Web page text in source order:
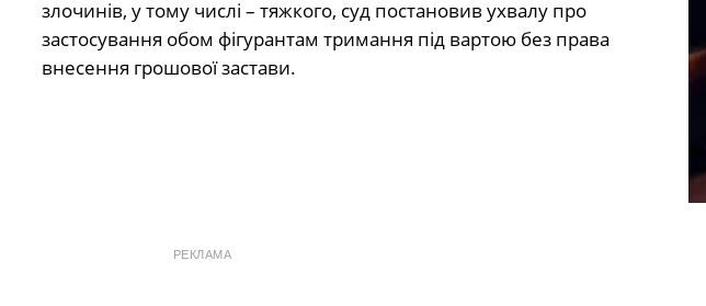
злочинів, у тому числі – тяжкого, суд постановив ухвалу про
застосування обом фігурантам тримання під вартою без права
внесення грошової застави.
РЕКЛАМА